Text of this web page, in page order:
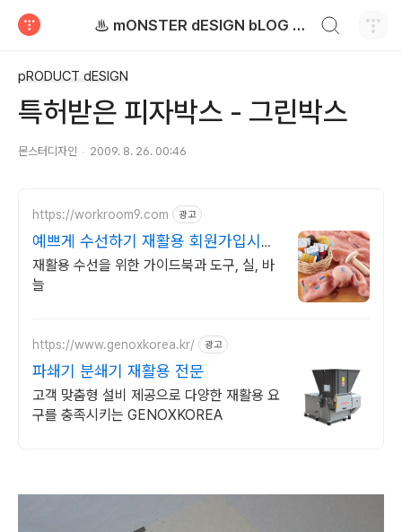
♨ mONSTER dESIGN bLOG - 몬스터디자인 블로그
pRODUCT dESIGN
특허받은 피자박스 - 그린박스
몬스터디자인 2009. 8. 26. 00:46
https://workroom9.com 광고
예쁘게 수선하기 재활용 회원가입시
3% 즉시할인
재활용 수선을 위한 가이드북과 도구, 실, 바
늘
https://www.genoxkorea.kr/ 광고
파쇄기 분쇄기 재활용 전문
고객 맞춤형 설비 제공으로 다양한 재활용 요
구를 충족시키는 GENOXKOREA